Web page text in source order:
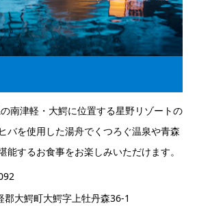
南津軽・大鰐に位置する星野リゾートの
バを使用した湯舟でくつろぐ温泉や青森
能するお食事をお楽しみいただけます。
郡大鰐町大鰐字上牡丹森36-1